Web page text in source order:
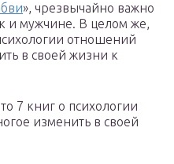
», чрезвычайно важно
и мужчине. В целом же,
отношений
в своей жизни к
7 книг о психологии
изменить в своей